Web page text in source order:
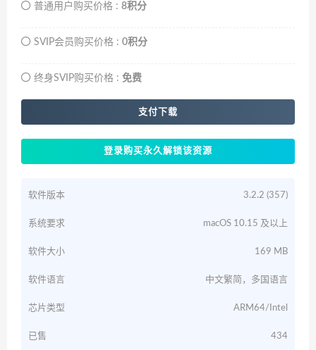
普通用户购买价格 : 8积分
SVIP会员购买价格 : 0积分
终身SVIP购买价格 : 免费
支付下载
登录购买永久解锁该资源
软件版本 3.2.2 (357)
系统要求 macOS 10.15 及以上
软件大小 169 MB
软件语言 中文繁简，多国语言
芯片类型 ARM64/Intel
已售 434